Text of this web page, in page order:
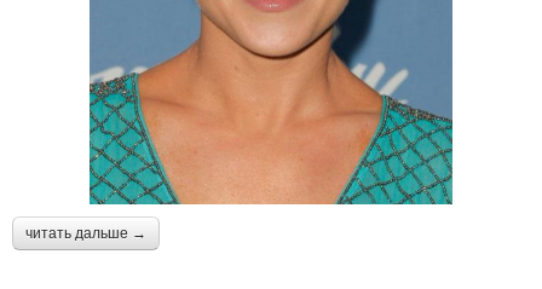
читать дальше →